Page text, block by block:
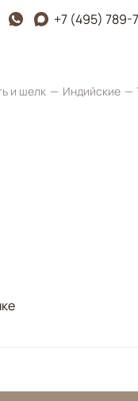
+7 (495) 789-
и шелк Индийские